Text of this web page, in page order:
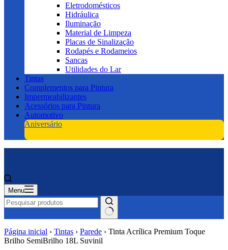
Eletrodomésticos
Hidráulica
Iluminação
Material de Limpeza
Placas de Sinalização
Rodapés e Rodameios
Sancas
Utilidades do Lar
Tintas
Complementos para Pintura
Impermeabilizantes
Acessórios para Pintura
Automotivo
Aniversário
Menu
Página inicial › Tintas › Parede › Tinta Acrílica Premium Toque
Brilho SemiBrilho 18L Suvinil